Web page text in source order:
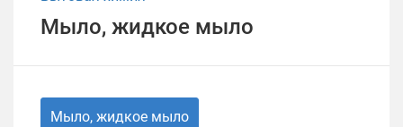
Мыло, жидкое мыло
Мыло, жидкое мыло